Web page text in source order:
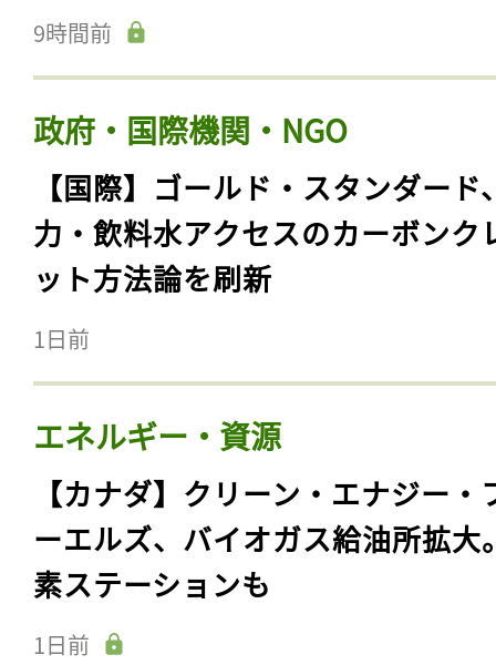
9時間前
政府・国際機関・NGO
【国際】ゴールド・スタンダード
力・飲料水アクセスのカーボンク
ット方法論を刷新
1日前
エネルギー・資源
【カナダ】クリーン・エナジー・
ーエルズ、バイオガス給油所拡大
素ステーションも
1日前